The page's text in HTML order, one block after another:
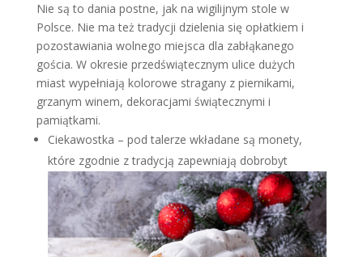
Nie są to dania postne, jak na wigilijnym stole w
Polsce. Nie ma też tradycji dzielenia się opłatkiem i
pozostawiania wolnego miejsca dla zabłąkanego
gościa. W okresie przedświątecznym ulice dużych
miast wypełniają kolorowe stragany z piernikami,
grzanym winem, dekoracjami świątecznymi i
pamiątkami.
Ciekawostka – pod talerze wkładane są monety,
które zgodnie z tradycją zapewniają dobrobyt